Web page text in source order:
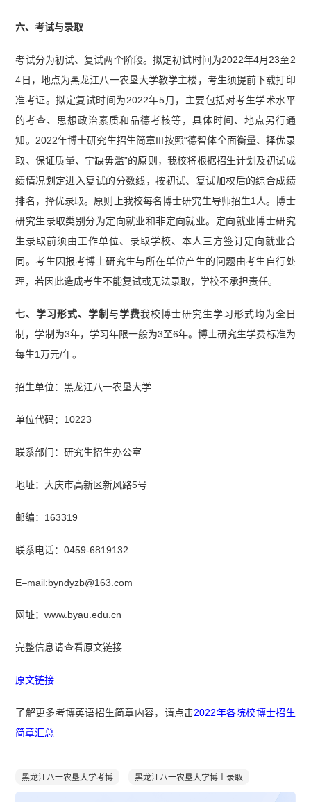
六、考试与录取
考试分为初试、复试两个阶段。拟定初试时间为2022年4月23至2
4日，地点为黑龙江八一农垦大学教学主楼，考生须提前下载打印
准考证。拟定复试时间为2022年5月，主要包括对考生学术水平
的考查、思想政治素质和品德考核等，具体时间、地点另行通
知。2022年博士研究生招生简章III按照“德智体全面衡量、择优录
取、保证质量、宁缺毋滥”的原则，我校将根据招生计划及初试成
绩情况划定进入复试的分数线，按初试、复试加权后的综合成绩
排名，择优录取。原则上我校每名博士研究生导师招生1人。博士
研究生录取类别分为定向就业和非定向就业。定向就业博士研究
生录取前须由工作单位、录取学校、本人三方签订定向就业合
同。考生因报考博士研究生与所在单位产生的问题由考生自行处
理，若因此造成考生不能复试或无法录取，学校不承担责任。
七、学习形式、学制与学费我校博士研究生学习形式均为全日
制，学制为3年，学习年限一般为3至6年。博士研究生学费标准为
每生1万元/年。
招生单位：黑龙江八一农垦大学
单位代码：10223
联系部门：研究生招生办公室
地址：大庆市高新区新风路5号
邮编：163319
联系电话：0459-6819132
E–mail:byndyzb@163.com
网址：www.byau.edu.cn
完整信息请查看原文链接
原文链接
了解更多考博英语招生简章内容，请点击2022年各院校博士招生
简章汇总
黑龙江八一农垦大学考博 黑龙江八一农垦大学博士录取